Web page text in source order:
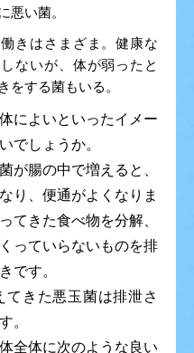
悪い菌。
きはさまざま。健康な
ないが、体が弱ったと
をする菌もいる。
によいといったイメー
でしょうか。
が腸の中で増えると、
り、便通がよくなりま
てきた食べ物を分解、
っていらないものを排
です。
きた悪玉菌は排泄さ
。
全体に次のような良い